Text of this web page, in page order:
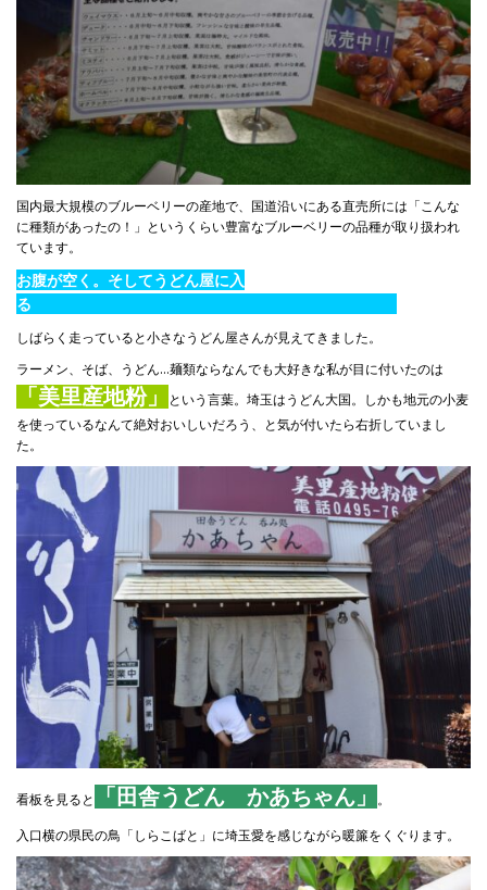
国内最大規模のブルーベリーの産地で、国道沿いにある直売所には「こんな
に種類があったの！」というくらい豊富なブルーベリーの品種が取り扱われ
ています。
お腹が空く。そしてうどん屋に入
る
しばらく走っていると小さなうどん屋さんが見えてきました。
ラーメン、そば、うどん…麺類ならなんでも大好きな私が目に付いたのは
「美里産地粉」
という言葉。埼玉はうどん大国。しかも地元の小麦
を使っているなんて絶対おいしいだろう、と気が付いたら右折していまし
た。
看板を見ると 「田舎うどん かあちゃん」
。
入口横の県民の鳥「しらこばと」に埼玉愛を感じながら暖簾をくぐります。